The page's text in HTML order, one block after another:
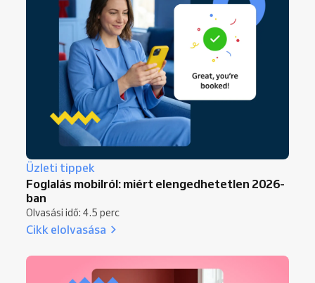
Üzleti tippek
Foglalás mobilról: miért elengedhetetlen 2026-
ban
Olvasási idő: 4.5 perc
Cikk elolvasása